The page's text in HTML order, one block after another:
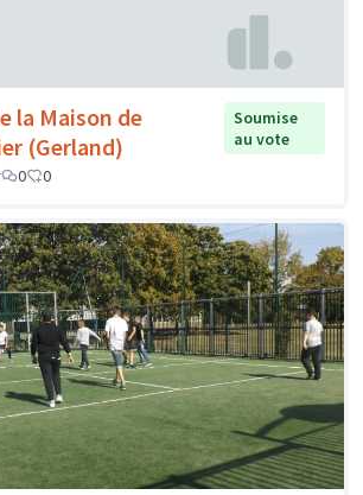
la Maison de
(Gerland)
Soumise
au vote
0 0